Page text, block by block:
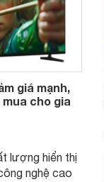
giá mạnh,
cho gia
lượng hiển thị
nghệ cao